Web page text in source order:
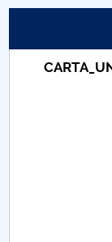
Proiect SU-
Protecția
Comisie de